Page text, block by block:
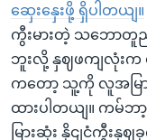
ဆှေးနှေးဖို့ ရှိပါတယျ။
ကွီးမားတဲ့ သဘောတူ
ဘူးလို့ နှဈဖကျလုံးက
ကတော့ သူ့ကို လူအမြ
ထားပါတယျ။ ကမ်ဘ
မြားဆုံး နိုငျငံကွီးနှ